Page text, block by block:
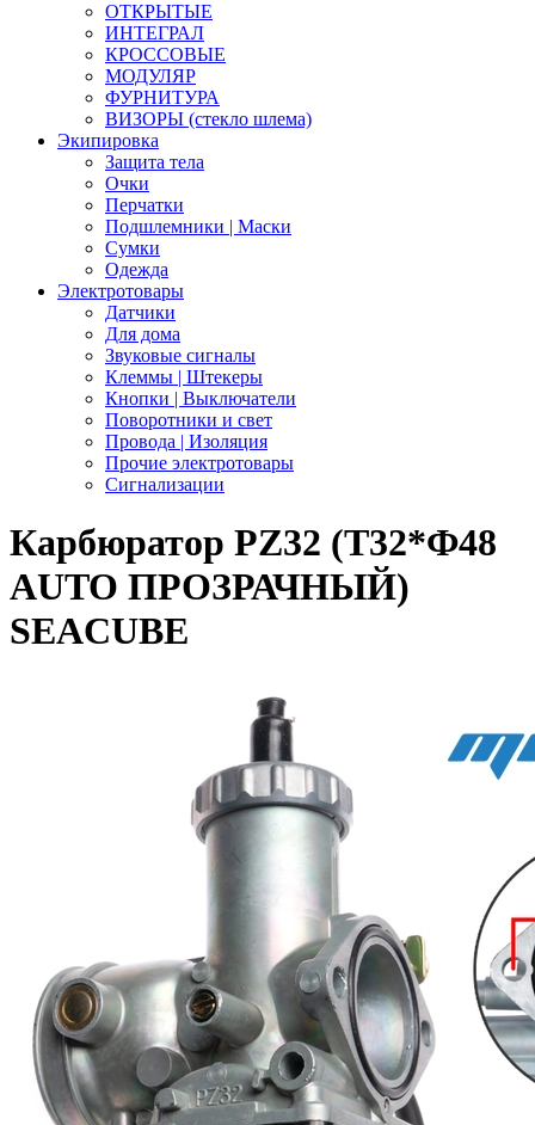
ОТКРЫТЫЕ
ИНТЕГРАЛ
КРОССОВЫЕ
МОДУЛЯР
ФУРНИТУРА
ВИЗОРЫ (стекло шлема)
Экипировка
Защита тела
Очки
Перчатки
Подшлемники | Маски
Сумки
Одежда
Электротовары
Датчики
Для дома
Звуковые сигналы
Клеммы | Штекеры
Кнопки | Выключатели
Поворотники и свет
Провода | Изоляция
Прочие электротовары
Сигнализации
Карбюратор PZ32 (Т32*Ф48
AUTO ПРОЗРАЧНЫЙ)
SEACUBE